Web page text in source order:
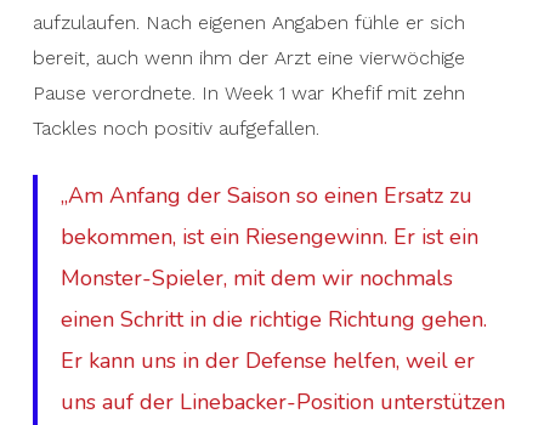
aufzulaufen. Nach eigenen Angaben fühle er sich
bereit, auch wenn ihm der Arzt eine vierwöchige
Pause verordnete. In Week 1 war Khefif mit zehn
Tackles noch positiv aufgefallen.
„Am Anfang der Saison so einen Ersatz zu
bekommen, ist ein Riesengewinn. Er ist ein
Monster-Spieler, mit dem wir nochmals
einen Schritt in die richtige Richtung gehen.
Er kann uns in der Defense helfen, weil er
uns auf der Linebacker-Position unterstützen